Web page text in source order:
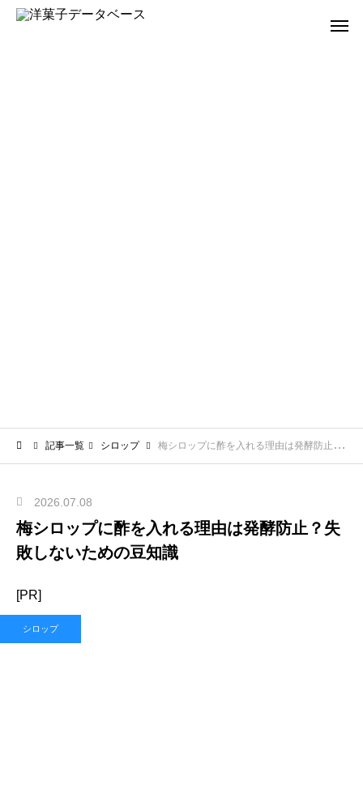
記事一覧 シロップ 梅シロップに酢を入れる理由は発酵防止？失敗しないための豆知識
2026.07.08
梅シロップに酢を入れる理由は発酵防止？失
敗しないための豆知識
[PR]
シロップ